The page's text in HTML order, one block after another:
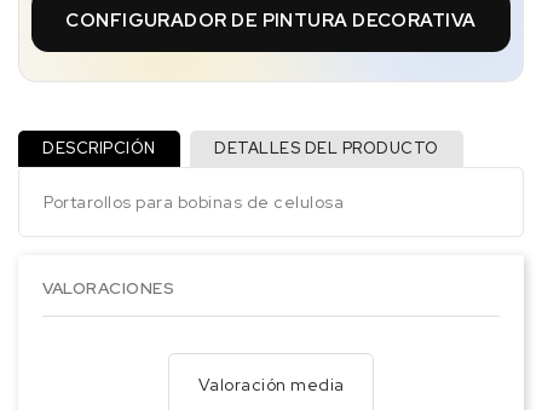
CONFIGURADOR DE PINTURA DECORATIVA
DESCRIPCIÓN DETALLES DEL PRODUCTO
Portarollos para bobinas de celulosa
VALORACIONES
Valoración media